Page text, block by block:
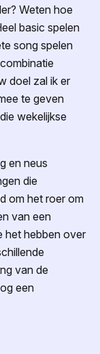
Weten hoe
basic spelen
song spelen
doel zal ik er
te geven
wekelijkse
en neus
die
om het roer om
van een
het hebben over
van de
een